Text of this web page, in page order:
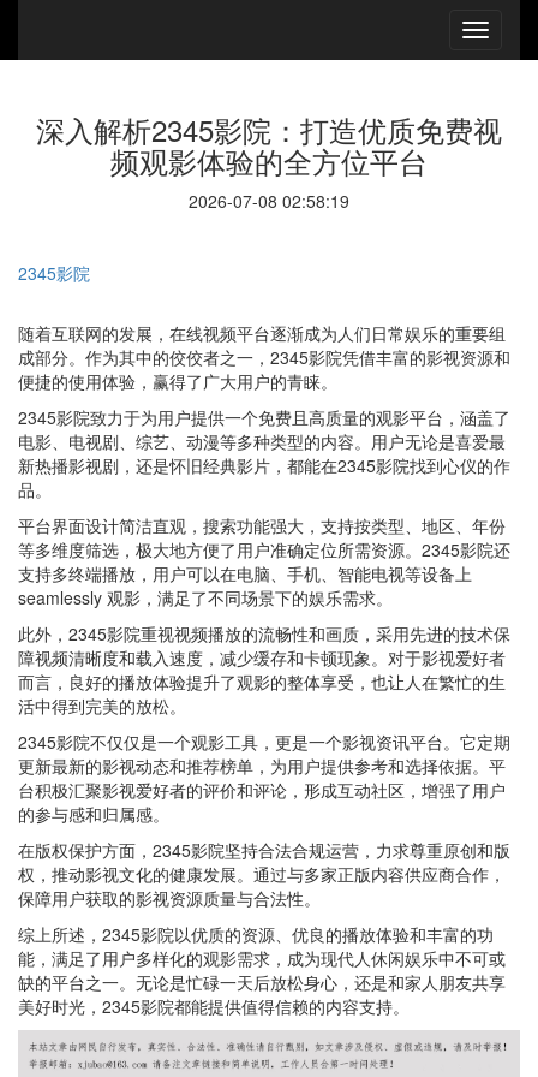
深入解析2345影院：打造优质免费视
频观影体验的全方位平台
2026-07-08 02:58:19
2345影院
随着互联网的发展，在线视频平台逐渐成为人们日常娱乐的重要组
成部分。作为其中的佼佼者之一，2345影院凭借丰富的影视资源和
便捷的使用体验，赢得了广大用户的青睐。
2345影院致力于为用户提供一个免费且高质量的观影平台，涵盖了
电影、电视剧、综艺、动漫等多种类型的内容。用户无论是喜爱最
新热播影视剧，还是怀旧经典影片，都能在2345影院找到心仪的作
品。
平台界面设计简洁直观，搜索功能强大，支持按类型、地区、年份
等多维度筛选，极大地方便了用户准确定位所需资源。2345影院还
支持多终端播放，用户可以在电脑、手机、智能电视等设备上
seamlessly 观影，满足了不同场景下的娱乐需求。
此外，2345影院重视视频播放的流畅性和画质，采用先进的技术保
障视频清晰度和载入速度，减少缓存和卡顿现象。对于影视爱好者
而言，良好的播放体验提升了观影的整体享受，也让人在繁忙的生
活中得到完美的放松。
2345影院不仅仅是一个观影工具，更是一个影视资讯平台。它定期
更新最新的影视动态和推荐榜单，为用户提供参考和选择依据。平
台积极汇聚影视爱好者的评价和评论，形成互动社区，增强了用户
的参与感和归属感。
在版权保护方面，2345影院坚持合法合规运营，力求尊重原创和版
权，推动影视文化的健康发展。通过与多家正版内容供应商合作，
保障用户获取的影视资源质量与合法性。
综上所述，2345影院以优质的资源、优良的播放体验和丰富的功
能，满足了用户多样化的观影需求，成为现代人休闲娱乐中不可或
缺的平台之一。无论是忙碌一天后放松身心，还是和家人朋友共享
美好时光，2345影院都能提供值得信赖的内容支持。